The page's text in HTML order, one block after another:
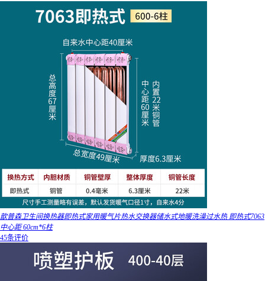
歆普森卫生间换热器即热式家用暖气片热水交换器储水式地暖洗澡过水热 即热式7063
中心距 60cm*6柱
45条评价